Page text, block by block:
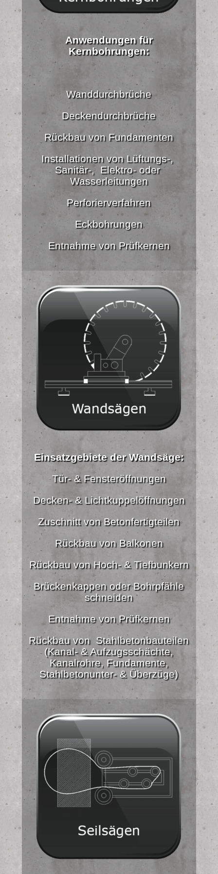
Anwendungen für
Kernbohrungen:
Wanddurchbrüche
Deckendurchbrüche
Rückbau von Fundamenten
Installationen von Lüftungs-,
Sanitär-, Elektro- oder
Wasserleitungen
Perforierverfahren
Eckbohrungen
Entnahme von Prüfkernen
Einsatzgebiete der Wandsäge:
Tür- & Fensteröffnungen
Decken- & Lichtkuppelöffnungen
Zuschnitt von Betonfertigteilen
Rückbau von Balkonen
Rückbau von Hoch- & Tiefbunkern
Brückenkappen oder Bohrpfähle
schneiden
Entnahme von Prüfkernen
Rückbau von Stahlbetonbauteilen
(Kanal- & Aufzugsschächte,
Kanalrohre, Fundamente,
Stahlbetonunter- & Überzüge)